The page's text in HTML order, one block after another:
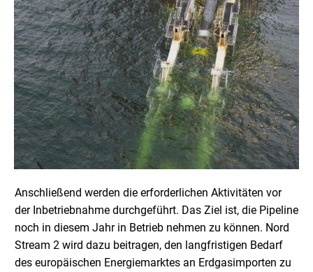
Anschließend werden die erforderlichen Aktivitäten vor
der Inbetriebnahme durchgeführt. Das Ziel ist, die Pipeline
noch in diesem Jahr in Betrieb nehmen zu können. Nord
Stream 2 wird dazu beitragen, den langfristigen Bedarf
des europäischen Energiemarktes an Erdgasimporten zu